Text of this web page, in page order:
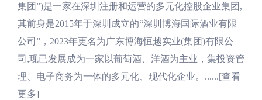
集团”)是一家在深圳注册和运营的多元化控股企业集团,
其前身是2015年于深圳成立的“深圳博海国际酒业有限
公司”，2023年更名为广东博海恒越实业(集团)有限公
司,现已发展成为一家以葡萄酒、洋酒为主业，集投资管
理、电子商务为一体的多元化、现代化企业。......[查看
更多]